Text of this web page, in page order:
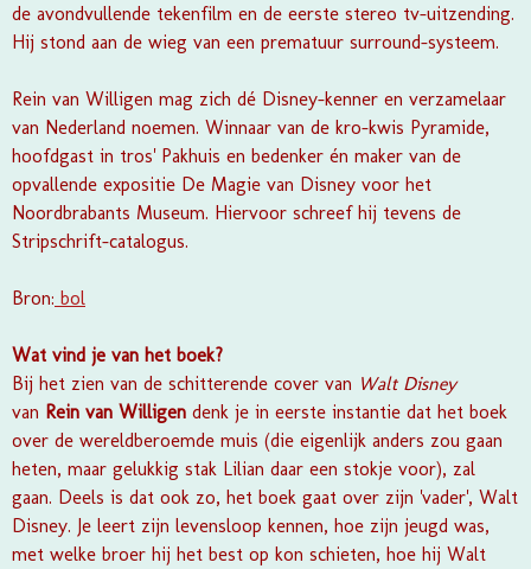
de avondvullende tekenfilm en de eerste stereo tv-uitzending.
Hij stond aan de wieg van een prematuur surround-systeem.
Rein van Willigen mag zich dé Disney-kenner en verzamelaar
van Nederland noemen. Winnaar van de kro-kwis Pyramide,
hoofdgast in tros' Pakhuis en bedenker én maker van de
opvallende expositie De Magie van Disney voor het
Noordbrabants Museum. Hiervoor schreef hij tevens de
Stripschrift-catalogus.
Bron: bol
Wat vind je van het boek?
Bij het zien van de schitterende cover van Walt Disney
van Rein van Willigen denk je in eerste instantie dat het boek
over de wereldberoemde muis (die eigenlijk anders zou gaan
heten, maar gelukkig stak Lilian daar een stokje voor), zal
gaan. Deels is dat ook zo, het boek gaat over zijn 'vader', Walt
Disney. Je leert zijn levensloop kennen, hoe zijn jeugd was,
met welke broer hij het best op kon schieten, hoe hij Walt